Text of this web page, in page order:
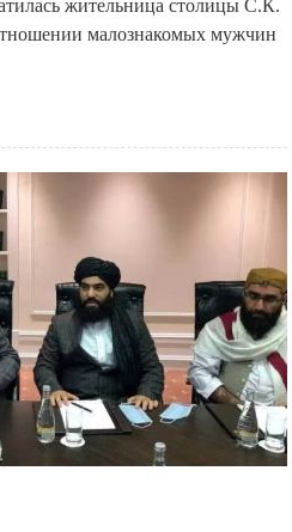
жительница столицы С.К.
малознакомых мужчин